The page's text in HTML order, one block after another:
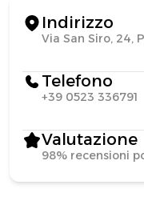
Indirizzo
Via San Siro, 24,
Telefono
+39 0523 336791
Valutazione
98% recensioni